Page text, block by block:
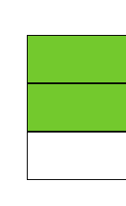
uudessa
ikkunassaInstagram